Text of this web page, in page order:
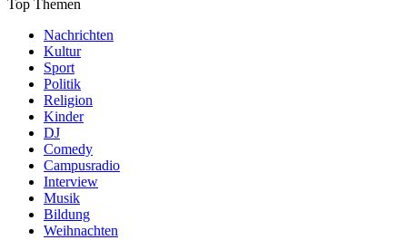
Top Themen
Nachrichten
Kultur
Sport
Politik
Religion
Kinder
DJ
Comedy
Campusradio
Interview
Musik
Bildung
Weihnachten